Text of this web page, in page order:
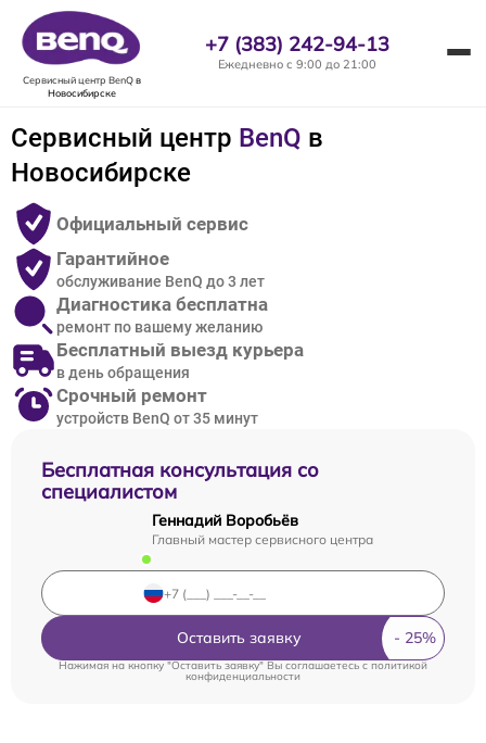
Сервисный центр BenQв
Новосибирске
+7 (383) 242-94-13
Ежедневно с 9:00 до 21:00
Сервисный центр BenQ в
Новосибирске
Бесплатная консультация со
специалистом
Геннадий Воробьёв
Главный мастер сервисного центра
Оставить заявку
Нажимая на кнопку "Оставить заявку" Вы соглашаетесь cполитикой
конфиденциальности
Официальный сервис
Гарантийное
обслуживание BenQ до 3 лет
Диагностика бесплатна
ремонт по вашему желанию
Бесплатный выезд курьера
в день обращения
Срочный ремонт
устройств BenQ от 35 минут